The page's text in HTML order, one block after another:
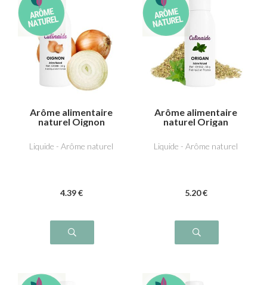
Arôme alimentaire
naturel Oignon
Liquide - Arôme naturel
4.39 €
Arôme alimentaire
naturel Origan
Liquide - Arôme naturel
5.20 €